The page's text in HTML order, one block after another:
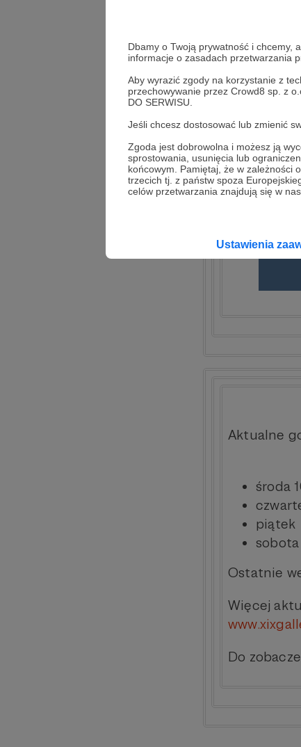
Dbamy o Twoją prywatność i chcemy,
informacje o zasadach przetwarzania
Aby wyrazić zgody na korzystanie z
przechowywanie przez Crowd8 sp. z
DO SERWISU.
Jeśli chcesz dostosować lub zmienić
Zgoda jest dobrowolna i możesz ją
sprostowania, usunięcia lub
końcowym. Pamiętaj, że w zależności
trzecich tj. z państw spoza
celów przetwarzania znajdują się w
Ustawienia
Aktualne
środa
piątek
sobota
Ostatnie
Więcej
Do